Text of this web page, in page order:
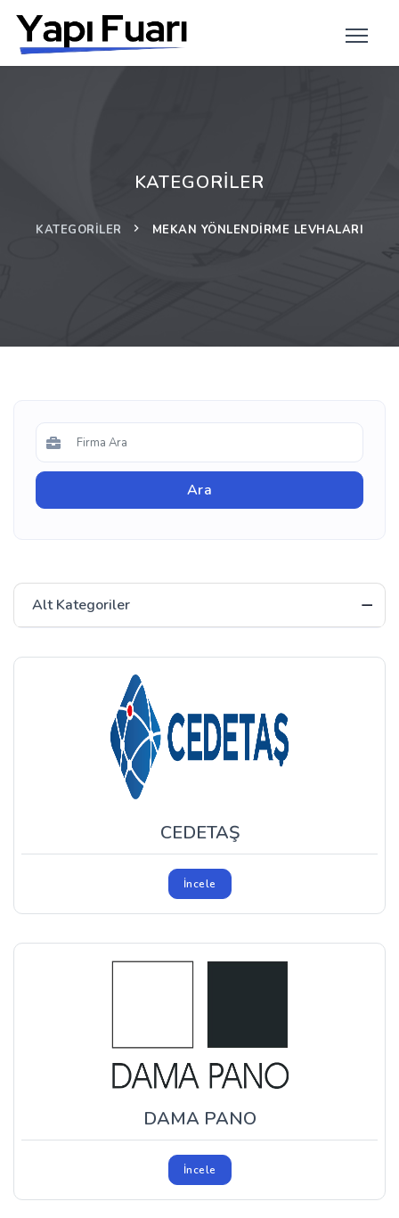
KATEGORILER
KATEGORILER MEKAN YÖNLENDIRME LEVHALARI
Alt Kategoriler
CEDETAŞ
İncele
DAMA PANO
İncele